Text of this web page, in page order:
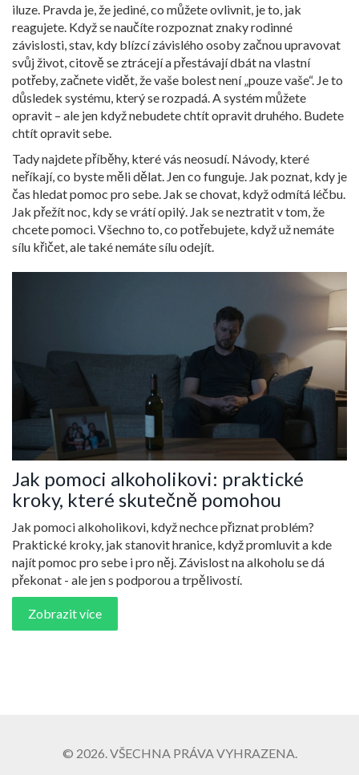
iluze. Pravda je, že jediné, co můžete ovlivnit, je to, jak
reagujete. Když se naučíte rozpoznat znakyrodinné
závislosti,stav, kdy blízcí závislého osoby začnou upravovat
svůj život, citově se ztrácejí a přestávají dbát na vlastní
potřeby, začnete vidět, že vaše bolest není „pouze vaše“. Je to
důsledek systému, který se rozpadá. A systém můžete
opravit – ale jen když nebudete chtít opravit druhého. Budete
chtít opravit sebe.
Tady najdete příběhy, které vás neosudí. Návody, které
neříkají, co byste měli dělat. Jen co funguje. Jak poznat, kdy je
čas hledat pomoc pro sebe. Jak se chovat, když odmítá léčbu.
Jak přežít noc, kdy se vrátí opilý. Jak se neztratit v tom, že
chcete pomoci. Všechno to, co potřebujete, když už nemáte
sílu křičet, ale také nemáte sílu odejít.
Jak pomoci alkoholikovi: praktické
kroky, které skutečně pomohou
Jak pomoci alkoholikovi, když nechce přiznat problém?
Praktické kroky, jak stanovit hranice, když promluvit a kde
najít pomoc pro sebe i pro něj. Závislost na alkoholu se dá
překonat - ale jen s podporou a trpělivostí.
Zobrazit více
© 2026. VŠECHNA PRÁVA VYHRAZENA.